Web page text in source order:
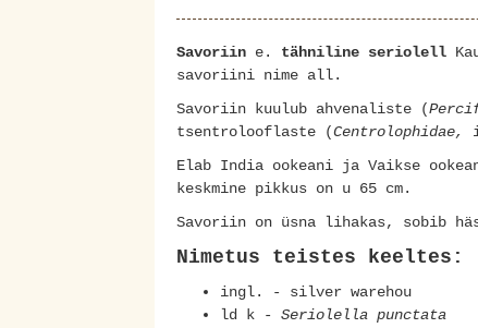
Savoriin e. tähniline seriolell
savoriini nime all.
Savoriin kuulub ahvenaliste (
tsentrolooflaste (Centrolophidae,
Elab India ookeani ja Vaikse
keskmine pikkus on u 65 cm.
Savoriin on üsna lihakas, sobib
Nimetus teistes keeltes:
ingl. - silver warehou
ld k - Seriolella punctata